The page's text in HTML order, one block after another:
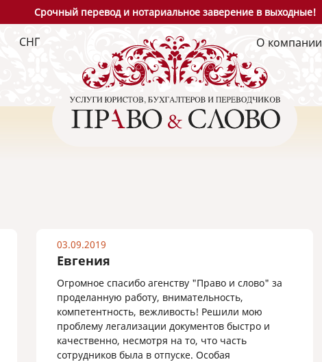
Срочный перевод и нотариальное заверение в выходные!
СНГ О компании
03.09.2019
Евгения
Огромное спасибо агенству "Право и слово" за
проделанную работу, внимательность,
компетентность, вежливость! Решили мою
проблему легализации документов быстро и
качественно, несмотря на то, что часть
сотрудников была в отпуске. Особая